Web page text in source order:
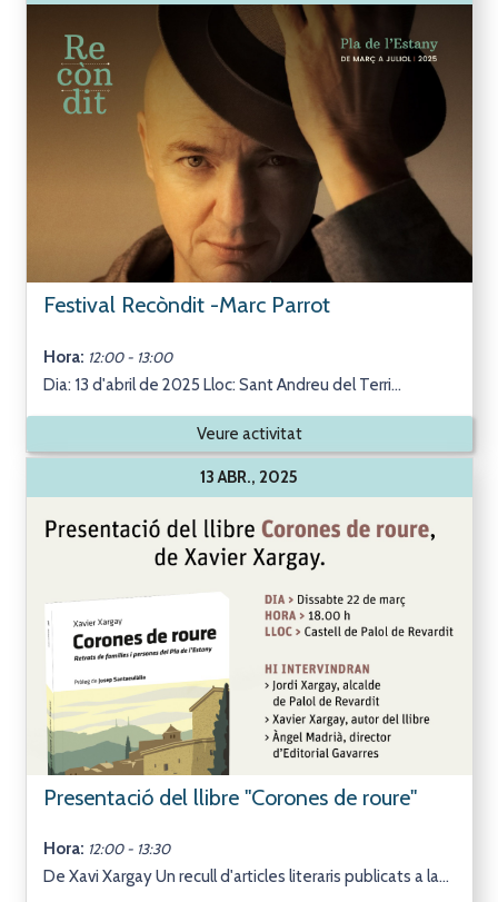
Festival Recòndit -Marc Parrot
Hora: 12:00 - 13:00
Dia: 13 d'abril de 2025 Lloc: Sant Andreu del Terri...
Veure activitat
13 ABR., 2025
Presentació del llibre "Corones de roure"
Hora: 12:00 - 13:30
De Xavi Xargay Un recull d'articles literaris publicats a la...